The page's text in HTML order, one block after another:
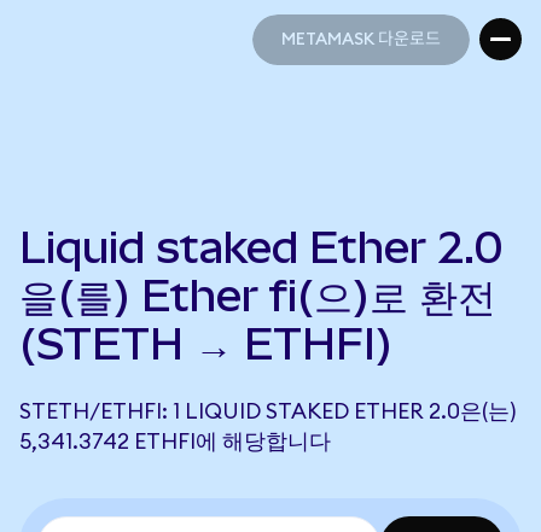
METAMASK 다운로드
Liquid staked Ether 2.0
을(를) Ether fi(으)로 환전
(STETH → ETHFI)
STETH/ETHFI: 1 LIQUID STAKED ETHER 2.0은(는)
5,341.3742 ETHFI에 해당합니다